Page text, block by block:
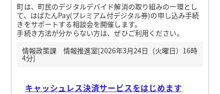
町は、町民のデジタルデバイド解消の取り組みの一環とし
て、はばたんPay(プレミアム付デジタル券)の申し込み手続
きをサポートする相談会を開催します。
手続き方法が分からない方は、ぜひご利用ください。
情報政策課 情報推進室[2026年3月24日（火曜日）16時
4分]
キャッシュレス決済サービスをはじめます